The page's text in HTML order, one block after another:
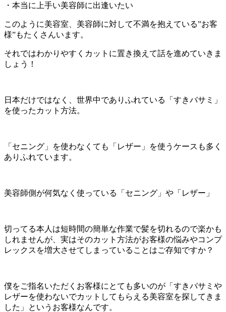
・本当に上手い美容師に出逢いたい
このように美容室、美容師に対して不満を抱えている”お客
様”もたくさんいます。
それではわかりやすくカットに置き換えて話を進めていきま
しょう！
日本だけではなく、世界中でありふれている「すきバサミ」
を使ったカット方法。
「セニング」を使わなくても「レザー」を使うケースも多く
ありふれています。
美容師側が何気なく使っている「セニング」や「レザー」
切ってる本人は短時間の簡単な作業で髪を切れるので楽かも
しれませんが、実はそのカット方法がお客様の悩みやコンプ
レックスを増大させてしまっていることはご存知ですか？
僕をご指名いただくお客様にとても多いのが「すきバサミや
レザーを使わないでカットしてもらえる美容室を探してきま
した」というお客様なんです。